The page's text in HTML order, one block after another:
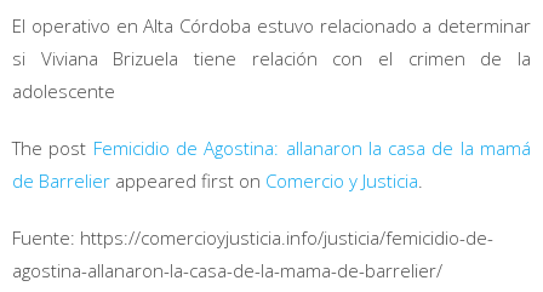
El operativo en Alta Córdoba estuvo relacionado a determinar
si Viviana Brizuela tiene relación con el crimen de la
adolescente
The post Femicidio de Agostina: allanaron la casa de la mamá
de Barrelier appeared first on Comercio y Justicia
Fuente: https://comercioyjusticia.info/justicia/femicidio-de-
agostina-allanaron-la-casa-de-la-mama-de-barrelier/